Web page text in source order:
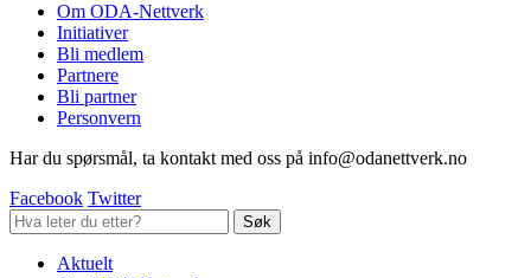
Om ODA-Nettverk
Initiativer
Bli medlem
Partnere
Bli partner
Personvern
Har du spørsmål, ta kontakt med oss på info@odanettverk.no
Facebook Twitter
Aktuelt